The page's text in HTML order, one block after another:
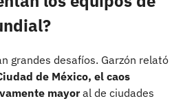
grandes desafíos. Garzón relató
de México, el caos
mayoral de ciudades